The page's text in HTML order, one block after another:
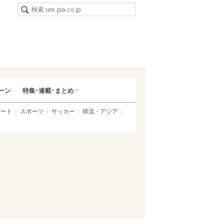
ン 特集･連載･まとめ
ト スポーツ サッカー 韓流・アジア